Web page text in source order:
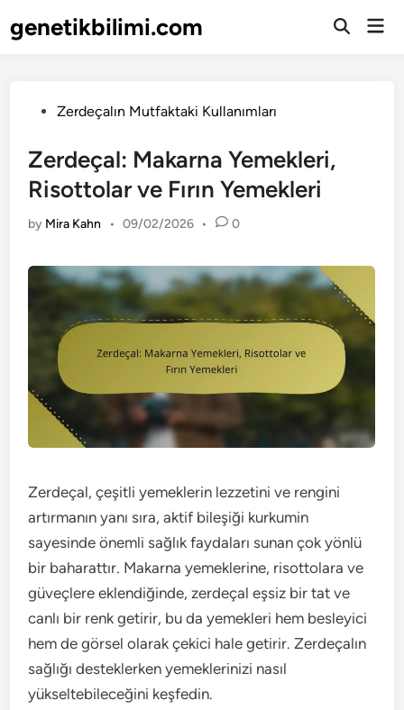
togenetikbilimi.com
Open
PostedZerdeçalın Mutfaktaki Kullanımları
Zerdeçal: Makarna Yemekleri,
Risottolar ve Fırın Yemekleri
by Mira Kahn • 09/02/2026 • 0
Zerdeçal, çeşitli yemeklerin lezzetini ve rengini
artırmanın yanı sıra, aktif bileşiği kurkumin
sayesinde önemli sağlık faydaları sunan çok yönlü
bir baharattır. Makarna yemeklerine, risottolara ve
güveçlere eklendiğinde, zerdeçal eşsiz bir tat ve
canlı bir renk getirir, bu da yemekleri hem besleyici
hem de görsel olarak çekici hale getirir. Zerdeçalın
sağlığı desteklerken yemeklerinizi nasıl
yükseltebileceğini keşfedin.